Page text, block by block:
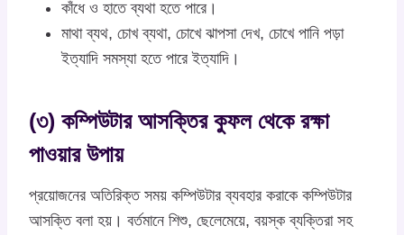
কাঁধে ও হাতে ব্যথা হতে পারে।
মাথা ব্যথ, চোখ ব্যথা, চোখে ঝাপসা দেখ, চোখে পানি পড়া
ইত্যাদি সমস্যা হতে পারে ইত্যাদি।
(৩) কম্পিউটার আসক্তির কুফল থেকে রক্ষা
পাওয়ার উপায়
প্রয়োজনের অতিরিক্ত সময় কম্পিউটার ব্যবহার করাকে কম্পিউটার
আসক্তি বলা হয়। বর্তমানে শিশু, ছেলেমেয়ে, বয়স্ক ব্যক্তিরা সহ